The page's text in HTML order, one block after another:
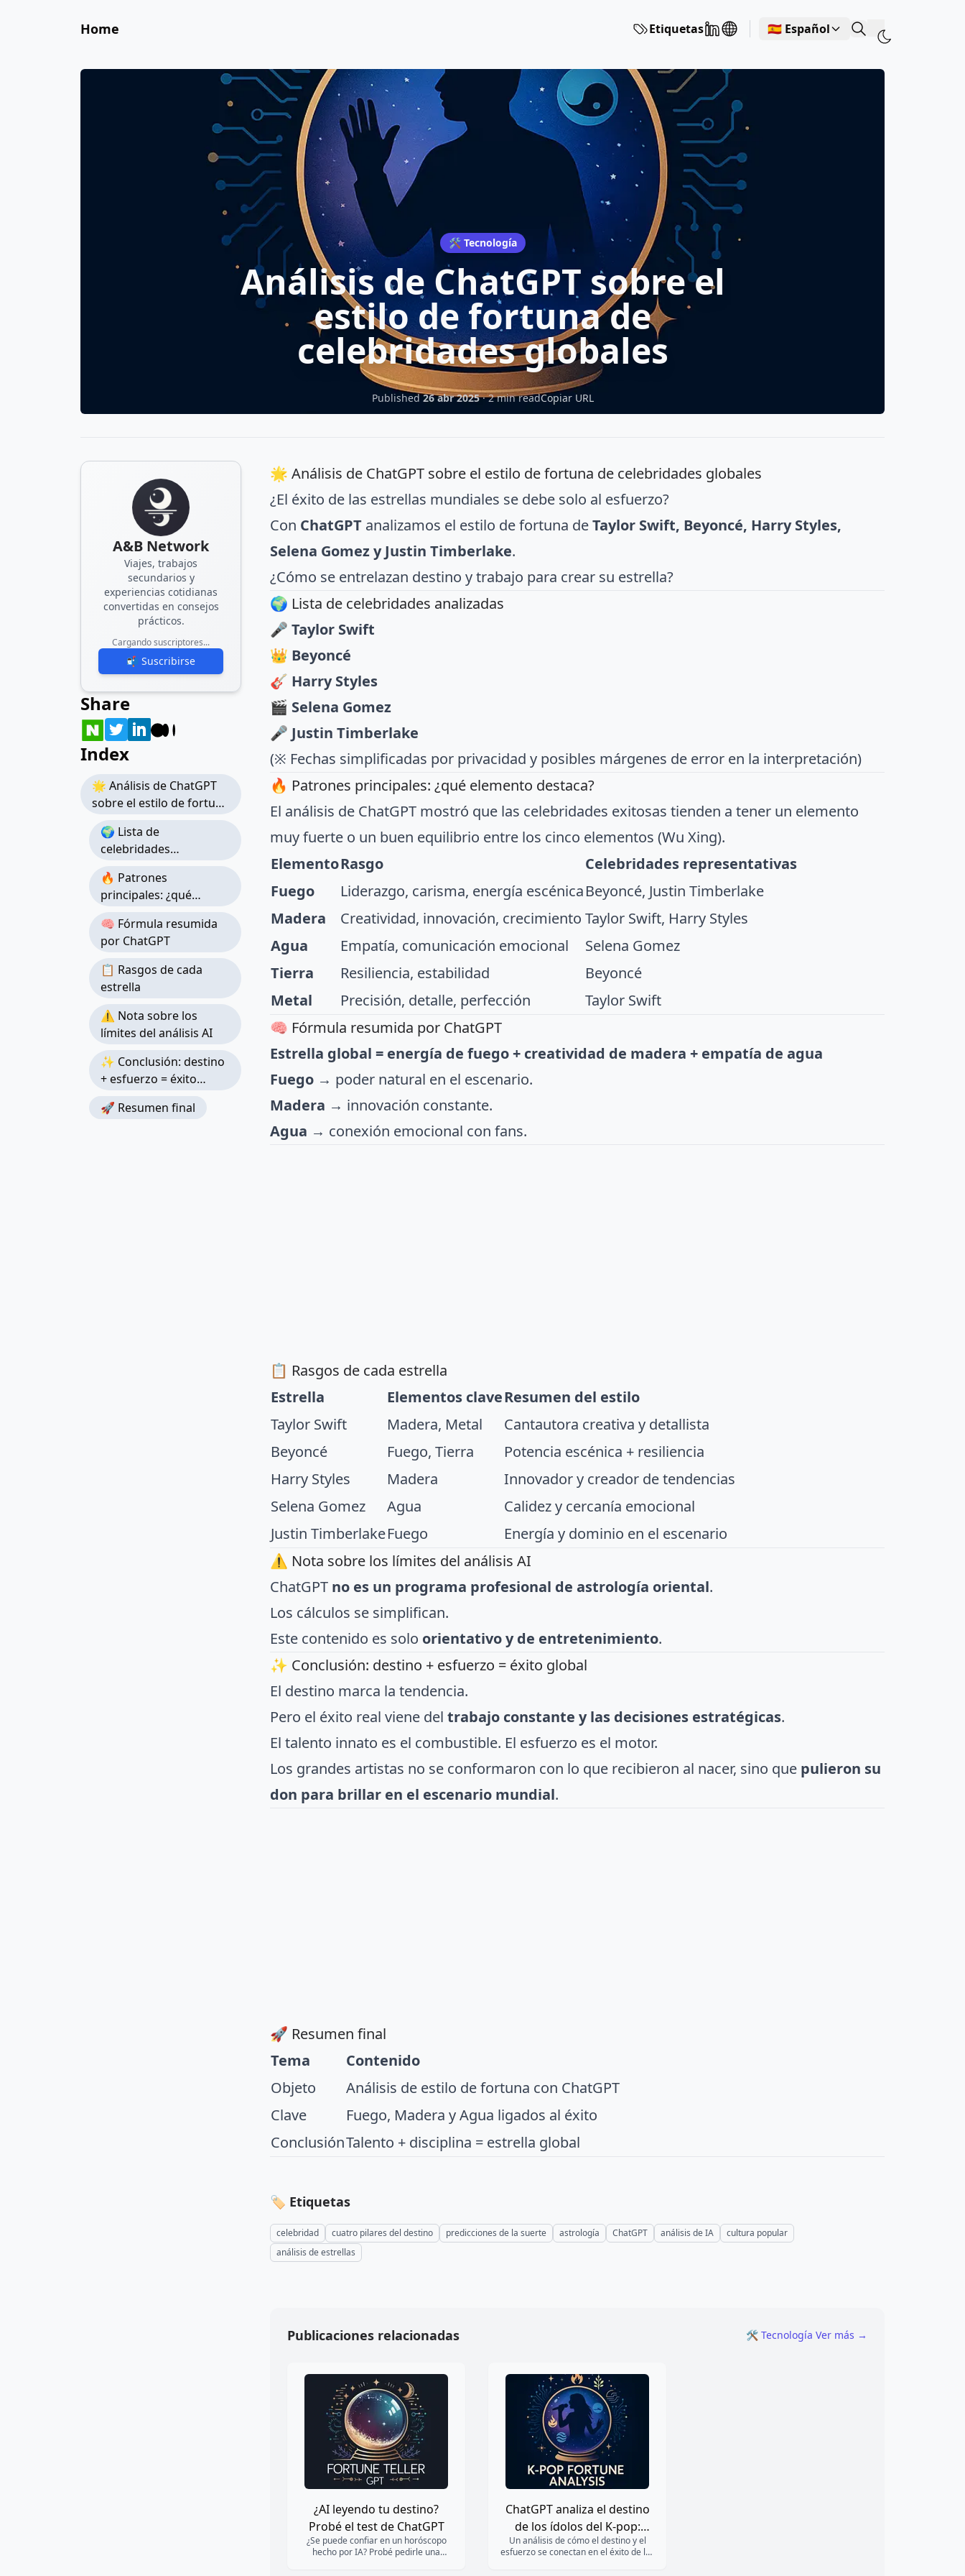
Home Etiquetas 🇪🇸 Español
🛠️ Tecnología
Análisis de ChatGPT sobre el
estilo de fortuna de
celebridades globales
Published26 abr 2025· 2 min readCopiar URL
A&B Network
Viajes, trabajos
secundarios y
experiencias cotidianas
convertidas en consejos
prácticos.
Cargando suscriptores...
📬 Suscribirse
Share
Index
🌟 Análisis de ChatGPT
sobre el estilo de fortuna
🌍 Lista de
celebridades
🔥 Patrones
principales: ¿qué
🧠 Fórmula resumida
por ChatGPT
📋 Rasgos de cada
estrella
⚠️ Nota sobre los
límites del análisis AI
✨ Conclusión: destino
+ esfuerzo = éxito
🚀 Resumen final
🌟 Análisis de ChatGPT sobre el estilo de fortuna de celebridades globales
¿El éxito de las estrellas mundiales se debe solo al esfuerzo?
Con ChatGPT analizamos el estilo de fortuna deTaylor Swift, Beyoncé, Harry Styles,
Selena Gomez y Justin Timberlake.
¿Cómo se entrelazan destino y trabajo para crear su estrella?
🌍 Lista de celebridades analizadas
🎤 Taylor Swift
👑 Beyoncé
🎸 Harry Styles
🎬 Selena Gomez
🎤 Justin Timberlake
(※ Fechas simplificadas por privacidad y posibles márgenes de error en la interpretación)
🔥 Patrones principales: ¿qué elemento destaca?
El análisis de ChatGPT mostró que las celebridades exitosas tienden a tener un elemento
muy fuerte o un buen equilibrio entre los cinco elementos (Wu Xing).
ElementoRasgo
Celebridades representativas
Fuego
Liderazgo, carisma, energía escénicaBeyoncé, Justin Timberlake
Madera
Creatividad, innovación, crecimiento Taylor Swift, Harry Styles
Agua
Empatía, comunicación emocional
Selena Gomez
Tierra
Resiliencia, estabilidad
Beyoncé
Metal
Precisión, detalle, perfección
Taylor Swift
🧠 Fórmula resumida por ChatGPT
Estrella global = energía de fuego + creatividad de madera + empatía de agua
Fuego → poder natural en el escenario.
Madera → innovación constante.
Agua → conexión emocional con fans.
📋 Rasgos de cada estrella
Estrella
Elementos clave
Resumen del estilo
Taylor Swift
Madera, Metal
Cantautora creativa y detallista
Beyoncé
Fuego, Tierra
Potencia escénica + resiliencia
Harry Styles
Madera
Innovador y creador de tendencias
Selena Gomez
Agua
Calidez y cercanía emocional
Justin TimberlakeFuego
Energía y dominio en el escenario
⚠️ Nota sobre los límites del análisis AI
ChatGPTno es un programa profesional de astrología oriental
Los cálculos se simplifican.
Este contenido es soloorientativo y de entretenimiento
✨ Conclusión: destino + esfuerzo = éxito global
El destino marca la tendencia.
Pero el éxito real viene del trabajo constante y las decisiones estratégicas.
El talento innato es el combustible. El esfuerzo es el motor.
🚀 Resumen final
Objeto
Análisis de estilo de fortuna con ChatGPT
Clave
Fuego, Madera y Agua ligados al éxito
ConclusiónTalento + disciplina = estrella global
Publicaciones relacionadas